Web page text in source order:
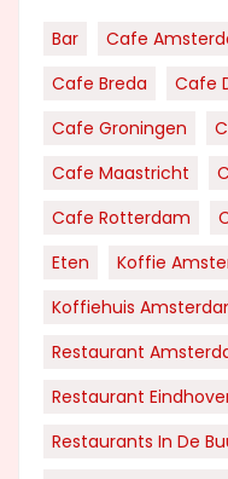
Bar Cafe
Cafe Breda
Cafe
Cafe Groningen
Cafe Maastricht
Cafe Rotterdam
Eten
Koffie
Koffiehuis
Restaurant
Restaurant
Restaurants In De